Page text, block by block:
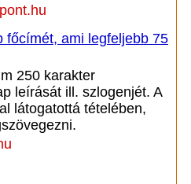
főcímét, ami legfeljebb 75
250 karakter
leírását ill. szlogenjét. A
látogatottá tételében,